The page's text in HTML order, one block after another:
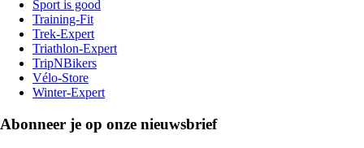
Sport is good
Training-Fit
Trek-Expert
Triathlon-Expert
TripNBikers
Vélo-Store
Winter-Expert
Abonneer je op onze nieuwsbrief